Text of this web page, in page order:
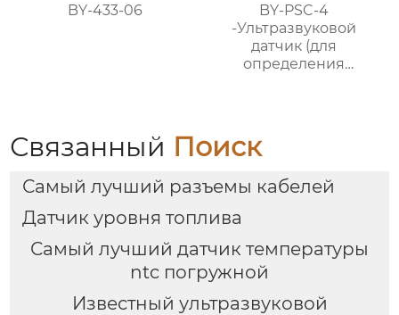
BY-433-06
BY-PSC-4
-Ультразвуковой
датчик (для
определения
Связанный Поиск
Самый лучший разъемы кабелей
Датчик уровня топлива
Самый лучший датчик температуры
ntc погружной
Известный ультразвуковой